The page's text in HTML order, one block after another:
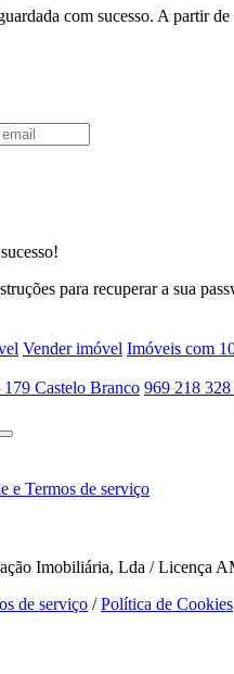
com sucesso. A partir
para recuperar a sua
Vender imóvel Imóveis com
Castelo Branco 969 218 328
e Termos de serviço
Imobiliária, Lda / Licença
de serviço /Política de Cookies